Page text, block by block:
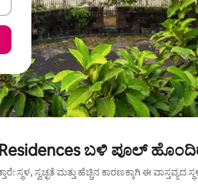
ಬಳಿ ಪೂಲ್
ಸ್ಥಳ, ಸ್ವಚ್ಛತೆ ಮತ್ತು ಹೆಚ್ಚಿನ ಕಾರಣಕ್ಕಾಗಿ ಈ ವಾಸ್ತವ್ಯದ